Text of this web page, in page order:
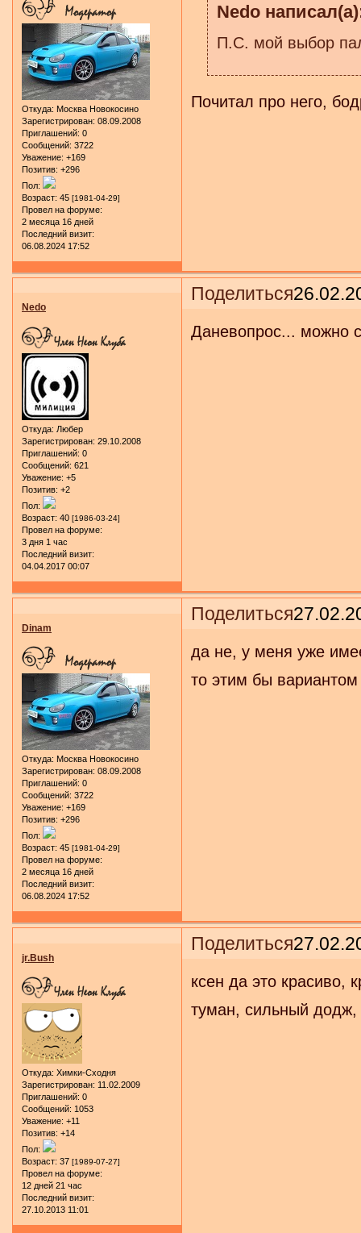
Откуда: Москва Новокосино
Зарегистрирован: 08.09.2008
Приглашений: 0
Сообщений: 3722
Уважение: +169
Позитив: +296
Пол:
Возраст: 45 [1981-04-29]
Провел на форуме:
2 месяца 16 дней
Последний визит:
06.08.2024 17:52
Nedo
П.С. мой выбор
Почитал про него,
Поделиться
Nedo
Откуда: Любер
Зарегистрирован: 29.10.2008
Приглашений: 0
Сообщений: 621
Уважение: +5
Позитив: +2
Пол:
Возраст: 40 [1986-03-24]
Провел на форуме:
3 дня 1 час
Последний визит:
04.04.2017 00:07
Даневопрос... можно
Поделиться
Dinam
Откуда: Москва Новокосино
Зарегистрирован: 08.09.2008
Приглашений: 0
Сообщений: 3722
Уважение: +169
Позитив: +296
Пол:
Возраст: 45 [1981-04-29]
Провел на форуме:
2 месяца 16 дней
Последний визит:
06.08.2024 17:52
да не, у меня уже
то этим бы
Поделиться
jr.Bush
Откуда: Химки-Сходня
Зарегистрирован: 11.02.2009
Приглашений: 0
Сообщений: 1053
Уважение: +11
Позитив: +14
Пол:
Возраст: 37 [1989-07-27]
Провел на форуме:
12 дней 21 час
Последний визит:
27.10.2013 11:01
ксен да это красиво,
туман, сильный додж,